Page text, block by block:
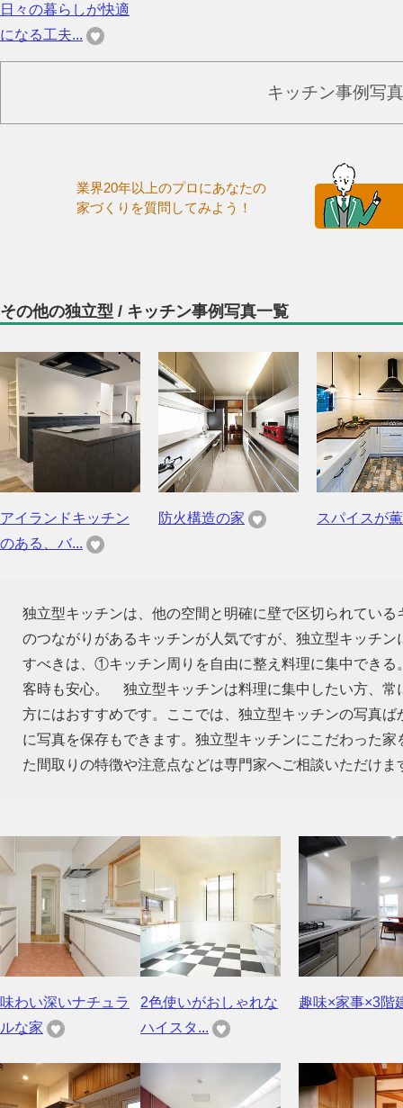
日々の暮らしが快適
になる工夫...
キッチン事例写
業界20年以上のプロにあなたの
家づくりを質問してみよう！
その他の独立型 / キッチン事例写真一覧
アイランドキッチン
のある、バ...
防火構造の家 スパイスが
独立型キッチンは、他の空間と明確に壁で区切られてい
のつながりがあるキッチンが人気ですが、独立型キッチ
すべきは、①キッチン周りを自由に整え料理に集中で
客時も安心。 独立型キッチンは料理に集中したい方、常
方にはおすすめです。ここでは、独立型キッチンの写真
に写真を保存もできます。独立型キッチンにこだわった
た間取りの特徴や注意点などは専門家へご相談いただけま
味わい深いナチュラ
ルな家
2色使いがおしゃれな
ハイスタ...
趣味×家事×3階